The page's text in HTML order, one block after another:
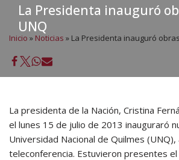
La Presidenta inauguró
UNQ
Inicio » Noticias » La Presidenta inauguró
La presidenta de la Nación, Cristina
el lunes 15 de julio de 2013 inauguraró
Universidad Nacional de Quilmes
teleconferencia. Estuvieron presentes